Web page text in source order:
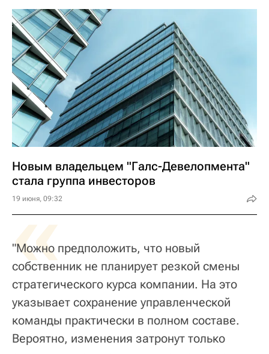
Новым владельцем "Галс-Девелопмента"
стала группа инвесторов
19 июня, 09:32
«
"Можно предположить, что новый
собственник не планирует резкой смены
стратегического курса компании. На это
указывает сохранение управленческой
команды практически в полном составе.
Вероятно, изменения затронут только